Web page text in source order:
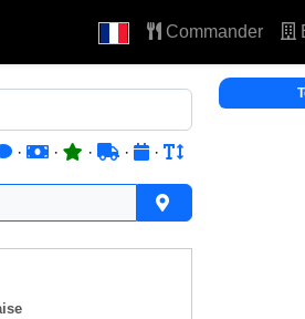
Commander
· · · · ·